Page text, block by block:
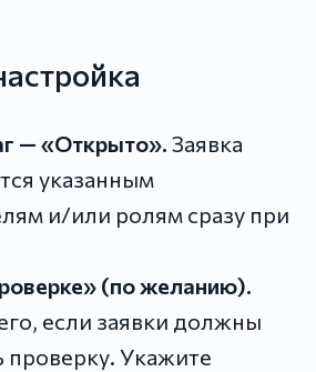
— «Открыто». Заявка
указанным
и/или ролям сразу при
(по желанию).
если заявки должны
проверку. Укажите